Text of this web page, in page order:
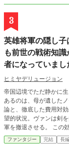
3
英雄将軍の隠し
も前世の戦術知
者になっていまし
ヒミヤデリュージョン
帝国辺境でただ静かに生き延び
あるのは、母が遺した
論と、徹底した費用対効果至上主義だけだ
望的状況。ヴァンは剣
軍を撤退させる。 この
国軍事学院への招待状を手に入れる。 「英雄にな
ファンタジー 完結 長